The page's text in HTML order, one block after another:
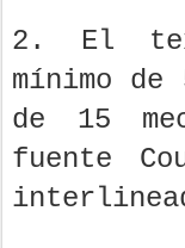
2. El
mínimo
de 15
fuente